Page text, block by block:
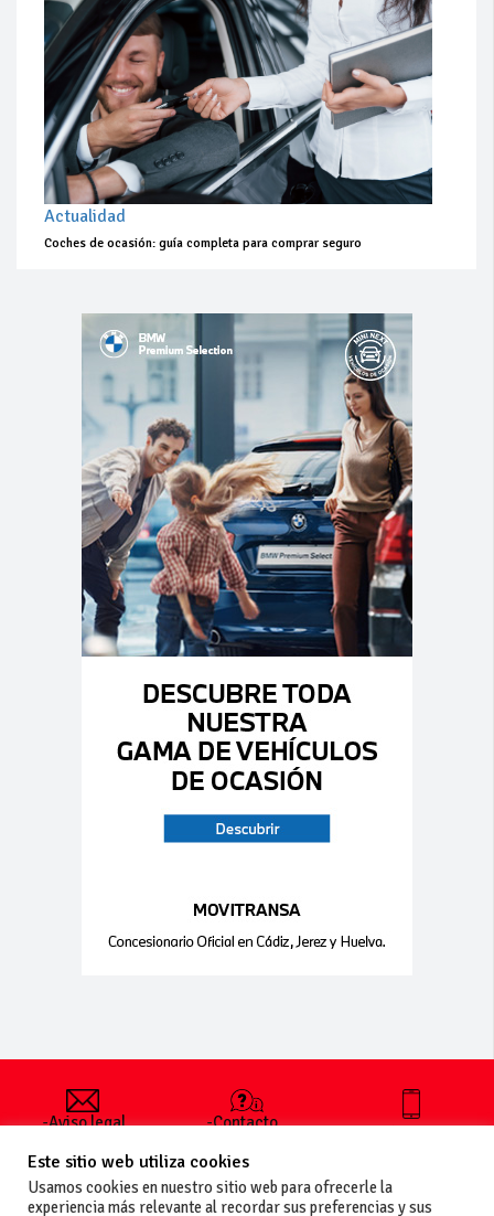
Actualidad
Coches de ocasión: guía completa para comprar seguro
-Aviso legal
generales
de uso
-Contacto
publicar un
anuncio
-Vende+
+34 627 35
Este sitio web utiliza cookies
Usamos cookies en nuestro sitio web para ofrecerle la
experiencia más relevante al recordar sus preferencias y sus